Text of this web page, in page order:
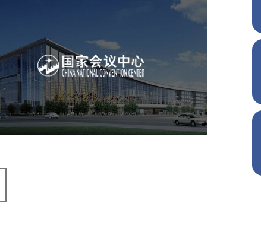
国家会议中心
务行业 专业服务 网站建设 网站设计